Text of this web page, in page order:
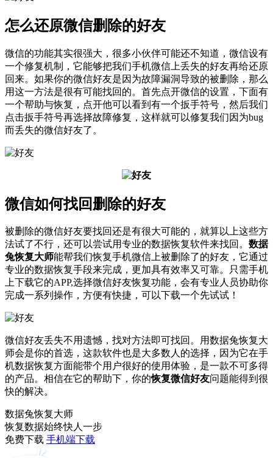
怎么还原微信删除的好友
微信的功能其实很强大，很多小伙伴可能还不知道，微信设有
一个修复机制，它能够把我们手机微信上丢失的好友再给还原
回来。如果你的微信好友是因为故障漏洞导致的被删除，那么
用这一方法是很有可能找回的。首先点开微信的设置，下面有
一个帮助与恢复，点开他可以看到有一个扳手符号，然后我们
点击扳手符号再选择故障修复，这样就可以修复我们因为bug
而丢失的微信好友了。
微信如何找回删除的好友
被删除的微信好友要找回还是有很大可能的，就算以上这些方
法试了不行，还可以尝试用专业的数据恢复软件来找回。 数据
兔恢复大师能帮我们恢复手机微信上被删除了的好友，它通过
专业的数据恢复手段来完成，更加具有效率又可靠。只需手机
上下载它的APP,选择微信好友恢复功能，会有专业人员协助你
完成一系列操作，方便有快捷，可以下载一个先试试！
微信好友丢失不用遗憾，找对方法即可找回。用数据兔恢复大
师会是你的首选，这款软件也是大多数人的选择，因为它在手
机数据恢复方面能带个用户很好的使用体验，是一款不可多得
的产品。相信在它的帮助下，你的恢复微信好友问题能得到很
快的解决。
数据兔恢复大师
恢复数据始终快人一步
免费下载 手机端下载